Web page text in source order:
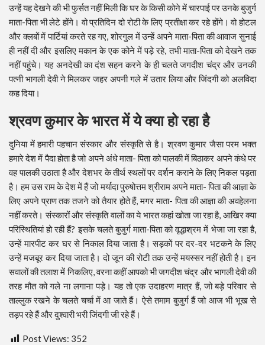
उन्हें यह देखने की भी फुर्सत नहीं मिली कि घर के किसी कोने में चारपाई पर उनके बुजुर्ग
माता-पिता भी लेटे होंगे। वो प्रतिदिन दो रोटी के लिए प्रतीक्षा कर रहे होंगे। वो होटल
और क्लबों में पार्टियां करते रह गए, शोरगुल में उन्हें अपने माता-पिता की आवाज सुनाई
ही नहीं दी और इसलिए मकान के एक कोने में पड़े रहे, तभी माता-पिता को देखने तक
नहीं पहुंचे। यह अनदेखी का दंश सहन करने के ही चलते जगदीश चंद्र और उनकी
पत्नी भागली देवी ने मिलकर जहर अपनी गले में उतार लिया और जिंदगी को अलविदा
कह दिया।
श्रवण कुमार के भारत में ये क्या हो रहा है
दुनिया में हमारी पहचान संस्कार और संस्कृति से है। श्रवण कुमार जैसा परम भक्त
हमारे देश में पैदा होता है जो अपने अंधे माता- पिता को पालकी में बिठाकर अपने कंधे पर
वह पालकी उठाता है और देशभर के तीर्थ स्थलों पर दर्शन कराने के लिए निकल पड़ता
है। हम उस राम के देश में हैं जो मर्यादा पुरुषोत्तम श्रीराम अपने माता- पिता की आज्ञा के
लिए अपने प्राण तक तजने को तैयार होते हैं, मगर माता- पिता की आज्ञा की अवहेलना
नहीं करते। संस्कारों और संस्कृति वालों का ये भारत कहां खोता जा रहा है, आखिर क्या
परिस्थितियां हो रही हैं? इसके चलते बुजुर्ग माता-पिता को वृद्धाश्रम में भेजा जा रहा है,
उन्हें मारपीट कर घर से निकाल दिया जाता है। सड़कों पर दर-दर भटकने के लिए
उन्हें मजबूर कर दिया जाता है। दो जून की रोटी तक उन्हें मयस्सर नहीं होती है। इन
सवालों की तलाश में निकलिए, वरना कहीं आपको भी जगदीश चंद्र और भागली देवी की
तरह मौत को गले ना लगाना पड़े। यह तो एक उदाहरण मात्र हैं, जो बड़े परिवार से
ताल्लुक रखने के चलते चर्चा में आ जाते हैं। ऐसे तमाम बुजुर्ग हैं जो आज भी भूख से
तड़प रहे हैं और दुश्वारी भरी जिंदगी जी रहे हैं।
Post Views: 352